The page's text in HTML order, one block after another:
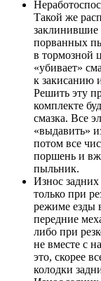
Такой же
заклинившие
порванных
в тормозной
«убивает»
к закисанию
Решить эту
комплекте
смазка. Все
«выдавить»
потом все
поршень и
пыльник.
Износ задних
только при
режиме езды
передние
либо при
не вместе с
это, скорее
колодки